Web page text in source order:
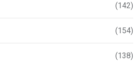
(142)
(154)
(138)